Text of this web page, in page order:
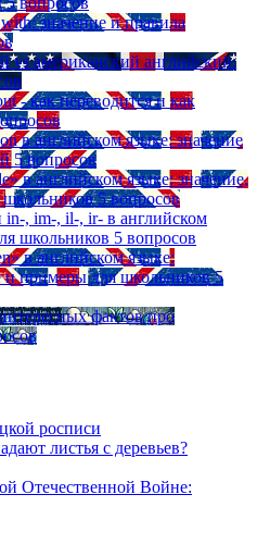
значение и правила
vs американский английский:
- как переводится и как
в английском языке: значение
5 вопросов
в английском языке: значение,
5 вопросов
in-, im-, il-, ir- в английском
школьников 5 вопросов
в английском языке:
и примеры для школьников 5
фактов про
росписи
листья с деревьев?
Отечественной Войне: